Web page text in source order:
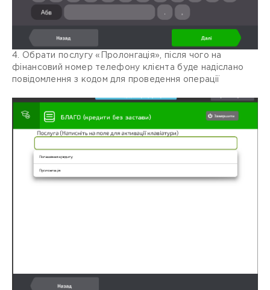
4. Обрати послугу «Пролонгація», після чого на
фінансовий номер телефону клієнта буде надіслано
повідомлення з кодом для проведення операції